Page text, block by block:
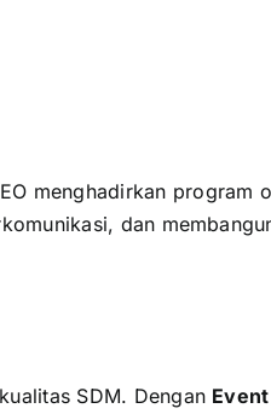
menghadirkan program
dan
SDM. Dengan